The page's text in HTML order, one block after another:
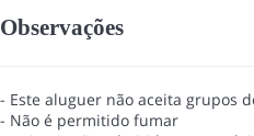
Observações
- Este aluguer não aceita grupos
- Não é permitido fumar